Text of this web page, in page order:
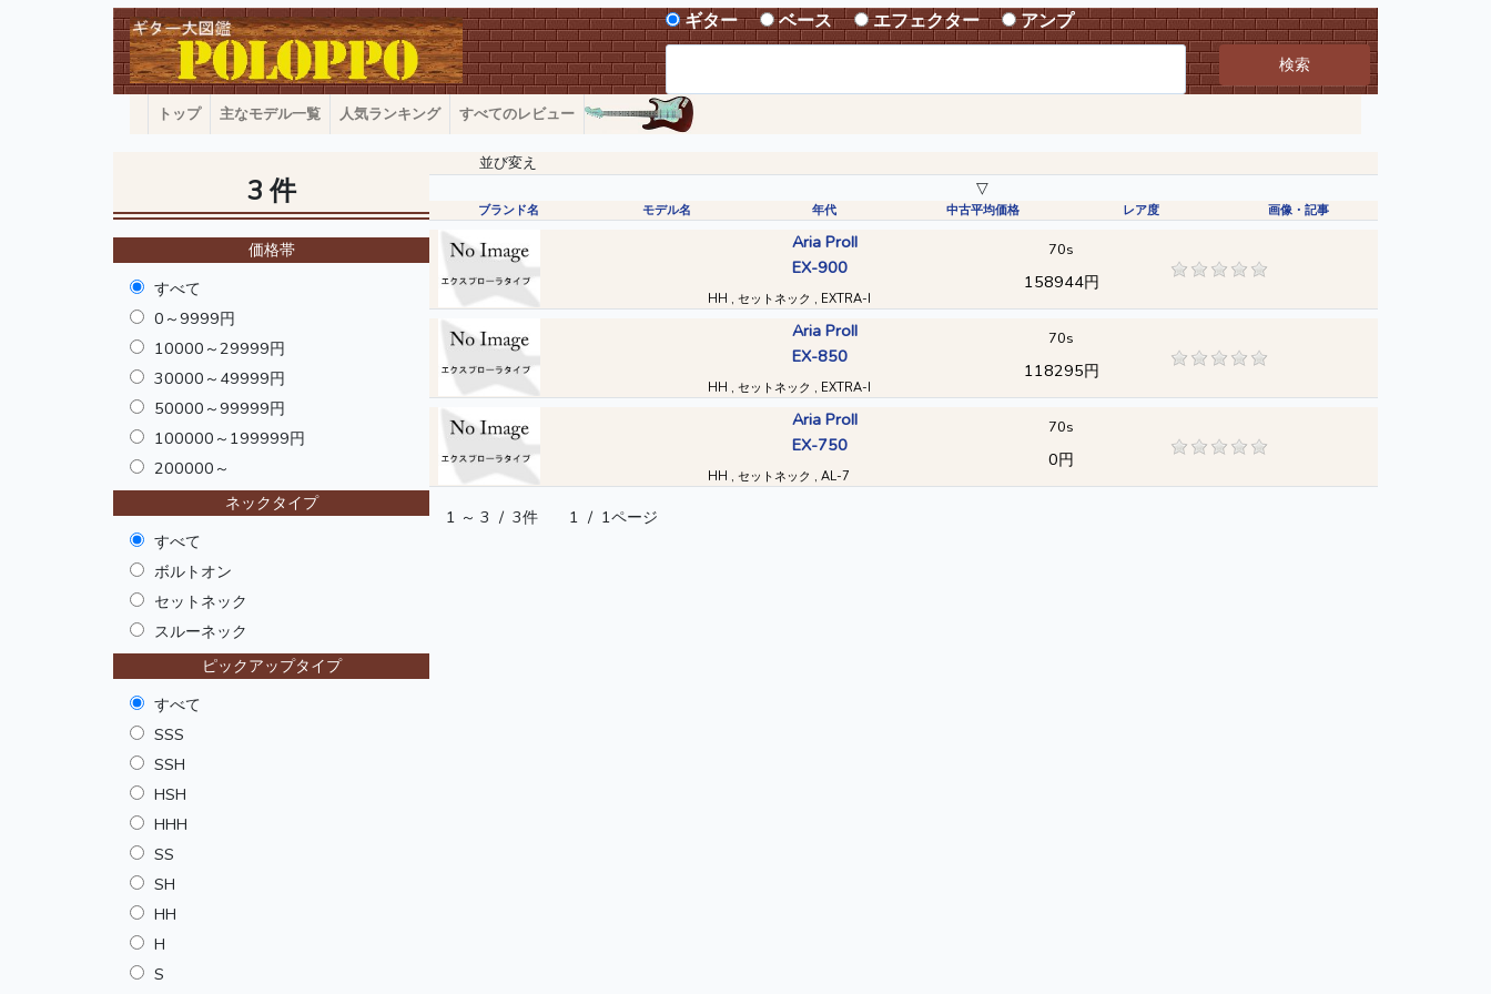
ギター ベース エフェクター アンプ
検索
トップ 主なモデル一覧 人気ランキング すべてのレビュー
3 件
価格帯
すべて
0～9999円
10000～29999円
30000～49999円
50000～99999円
100000～199999円
200000～
ネックタイプ
すべて
ボルトオン
セットネック
スルーネック
ピックアップタイプ
すべて
SSS
SSH
HSH
HHH
SS
SH
HH
H
S
並び変え
▽
ブランド名 モデル名 年代 中古平均価格 レア度 画像・記事
Aria ProII
EX-900
HH , セットネック , EXTRA-I
70s
158944円
Aria ProII
EX-850
HH , セットネック , EXTRA-I
70s
118295円
Aria ProII
EX-750
HH , セットネック , AL-7
70s
0円
1 ～ 3 / 3件 1 / 1ページ